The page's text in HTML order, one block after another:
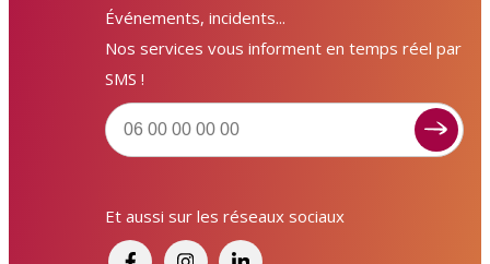
Événements, incidents...
Nos services vous informent en temps réel par
SMS !
Et aussi sur les réseaux sociaux
Poser une question ? Participer ?
Cliquez ici pour interagir avec les services de votre